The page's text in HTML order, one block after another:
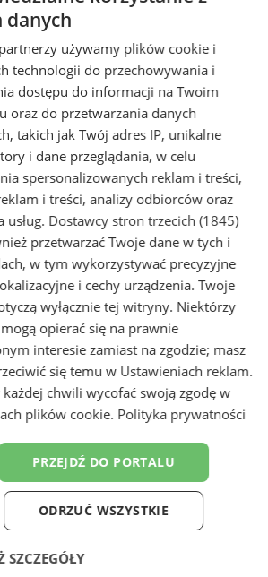
(2)
w MDK Łaziska – śląski
już było”
danych
używamy plików cookie i
technologii do przechowywania i
dostępu do informacji na Twoim
oraz do przetwarzania danych
takich jak Twój adres IP, unikalne
i dane przeglądania, w celu
spersonalizowanych reklam i treści,
i treści, analizy odbiorców oraz
usług. Dostawcy stron trzecich (1845)
przetwarzać Twoje dane w tych i
w tym wykorzystywać precyzyjne
i cechy urządzenia. Twoje
wyłącznie tej witryny. Niektórzy
opierać się na prawnie
interesie zamiast na zgodzie; masz
się temu w Ustawieniach reklam.
każdej chwili wycofać swoją zgodę w
plików cookie. Polityka prywatności
PRZEJDŹ DO PORTALU
ODRZUĆ WSZYSTKIE
SZCZEGÓŁY